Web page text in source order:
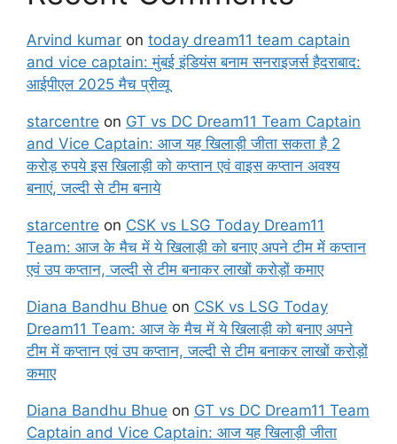
Arvind kumar on today dream11 team captain
and vice captain: मुंबई इंडियंस बनाम सनराइजर्स हैदराबाद:
आईपीएल 2025 मैच प्रीव्यू
starcentre on GT vs DC Dream11 Team Captain
and Vice Captain: आज यह खिलाड़ी जीता सकता है 2
करोड़ रुपये इस खिलाड़ी को कप्तान एवं वाइस कप्तान अवश्य
बनाएं, जल्दी से टीम बनाये
starcentre on CSK vs LSG Today Dream11
Team: आज के मैच में ये खिलाड़ी को बनाए अपने टीम में कप्तान
एवं उप कप्तान, जल्दी से टीम बनाकर लाखों करोड़ों कमाए
Diana Bandhu Bhue on CSK vs LSG Today
Dream11 Team: आज के मैच में ये खिलाड़ी को बनाए अपने
टीम में कप्तान एवं उप कप्तान, जल्दी से टीम बनाकर लाखों करोड़ों
कमाए
Diana Bandhu Bhue on GT vs DC Dream11 Team
Captain and Vice Captain: आज यह खिलाड़ी जीता